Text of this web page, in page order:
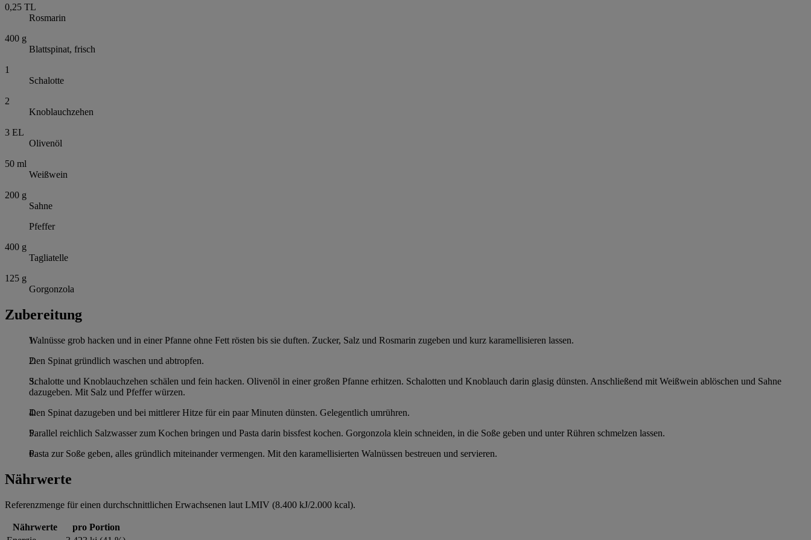
0,25 TL
Rosmarin
400 g
Blattspinat, frisch
1
Schalotte
2
Knoblauchzehen
3 EL
Olivenöl
50 ml
Weißwein
200 g
Sahne
Pfeffer
400 g
Tagliatelle
125 g
Gorgonzola
Zubereitung
Walnüsse grob hacken und in einer Pfanne ohne Fett rösten bis sie duften. Zucker, Salz und Rosmarin zugeben und kurz karamellisieren lassen.
Den Spinat gründlich waschen und abtropfen.
Schalotte und Knoblauchzehen schälen und fein hacken. Olivenöl in einer großen Pfanne erhitzen. Schalotten und Knoblauch darin glasig dünsten. Anschließend mit Weißwein ablöschen und Sahne
dazugeben. Mit Salz und Pfeffer würzen.
Den Spinat dazugeben und bei mittlerer Hitze für ein paar Minuten dünsten. Gelegentlich umrühren.
Parallel reichlich Salzwasser zum Kochen bringen und Pasta darin bissfest kochen. Gorgonzola klein schneiden, in die Soße geben und unter Rühren schmelzen lassen.
Pasta zur Soße geben, alles gründlich miteinander vermengen. Mit den karamellisierten Walnüssen bestreuen und servieren.
Nährwerte
Referenzmenge für einen durchschnittlichen Erwachsenen laut LMIV (8.400 kJ/2.000 kcal).
Nährwerte
pro Portion